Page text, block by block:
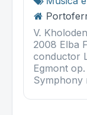
V.
2008 Elba
conductor
Egmont
Symphony